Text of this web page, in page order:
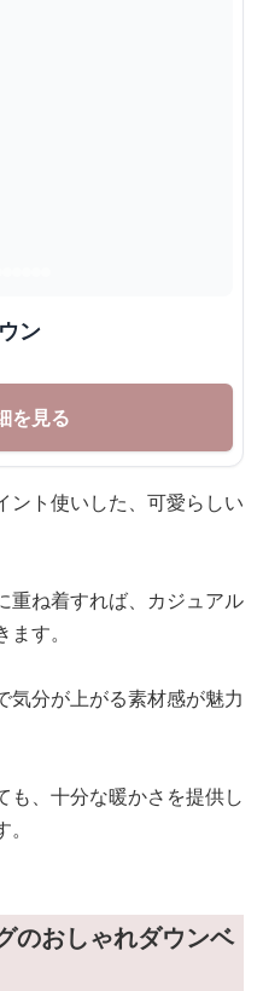
ン
を見る
ント使いした、可愛らしい
重ね着すれば、カジュアル
す。
気分が上がる素材感が魅力
も、十分な暖かさを提供し
のおしゃれダウンベ